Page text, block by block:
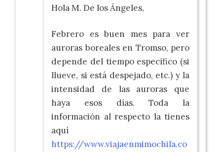
Hola M. De los Ángeles,
Febrero es buen mes para ver
auroras boreales en Tromso, pero
depende del tiempo específico (si
llueve, si está despejado, etc.) y la
intensidad de las auroras que
haya esos días. Toda la
información al respecto la tienes
aquí
https://www.viajaenmimochila.co